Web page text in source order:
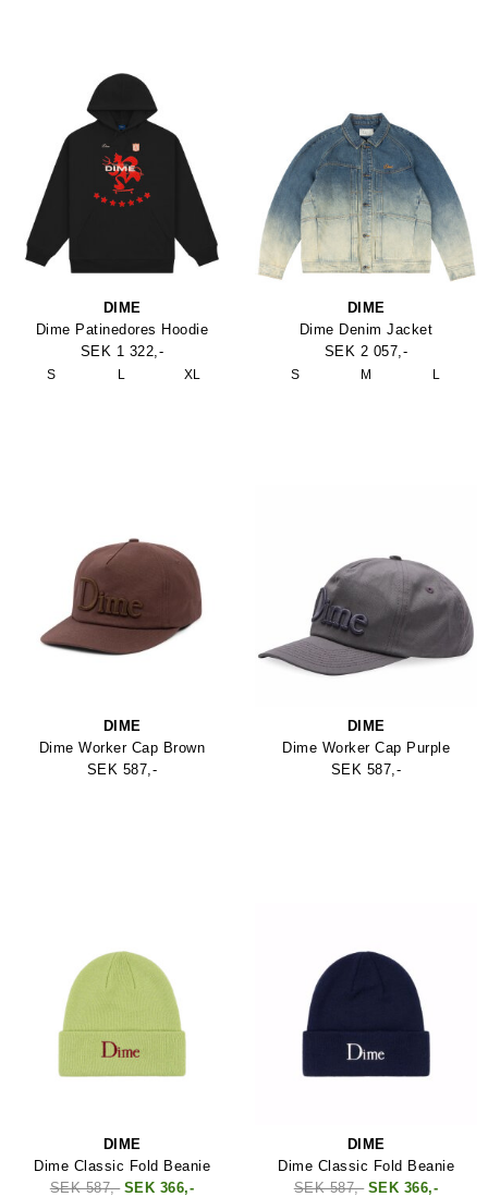
DIME
Dime Patinedores Hoodie
SEK 1 322,-
S L XL
DIME
Dime Denim Jacket
SEK 2 057,-
S M L
DIME
Dime Worker Cap Brown
SEK 587,-
DIME
Dime Worker Cap Purple
SEK 587,-
DIME
Dime Classic Fold Beanie
SEK 587,- SEK 366,-
DIME
Dime Classic Fold Beanie
SEK 587,- SEK 366,-